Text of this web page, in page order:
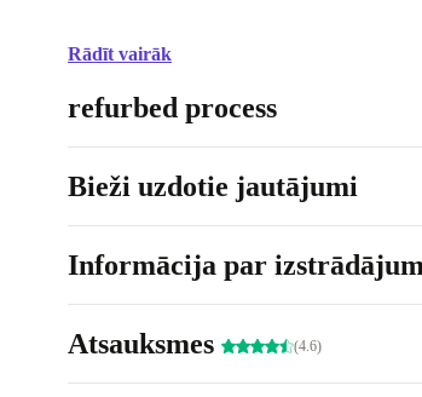
Rādīt vairāk
refurbed process
Bieži uzdotie jautājumi
Informācija par
Atsauksmes (4.6)